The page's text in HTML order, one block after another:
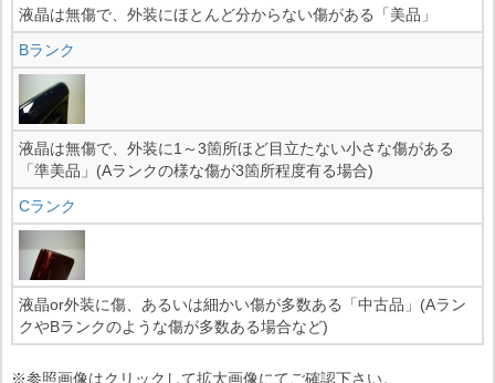
液晶は無傷で、外装にほとんど分からない傷がある「美品」
Bランク
液晶は無傷で、外装に1～3箇所ほど目立たない小さな傷がある
「準美品」(Aランクの様な傷が3箇所程度有る場合)
Cランク
液晶or外装に傷、あるいは細かい傷が多数ある「中古品」(Aラン
クやBランクのような傷が多数ある場合など)
※参照画像はクリックして拡大画像にてご確認下さい。